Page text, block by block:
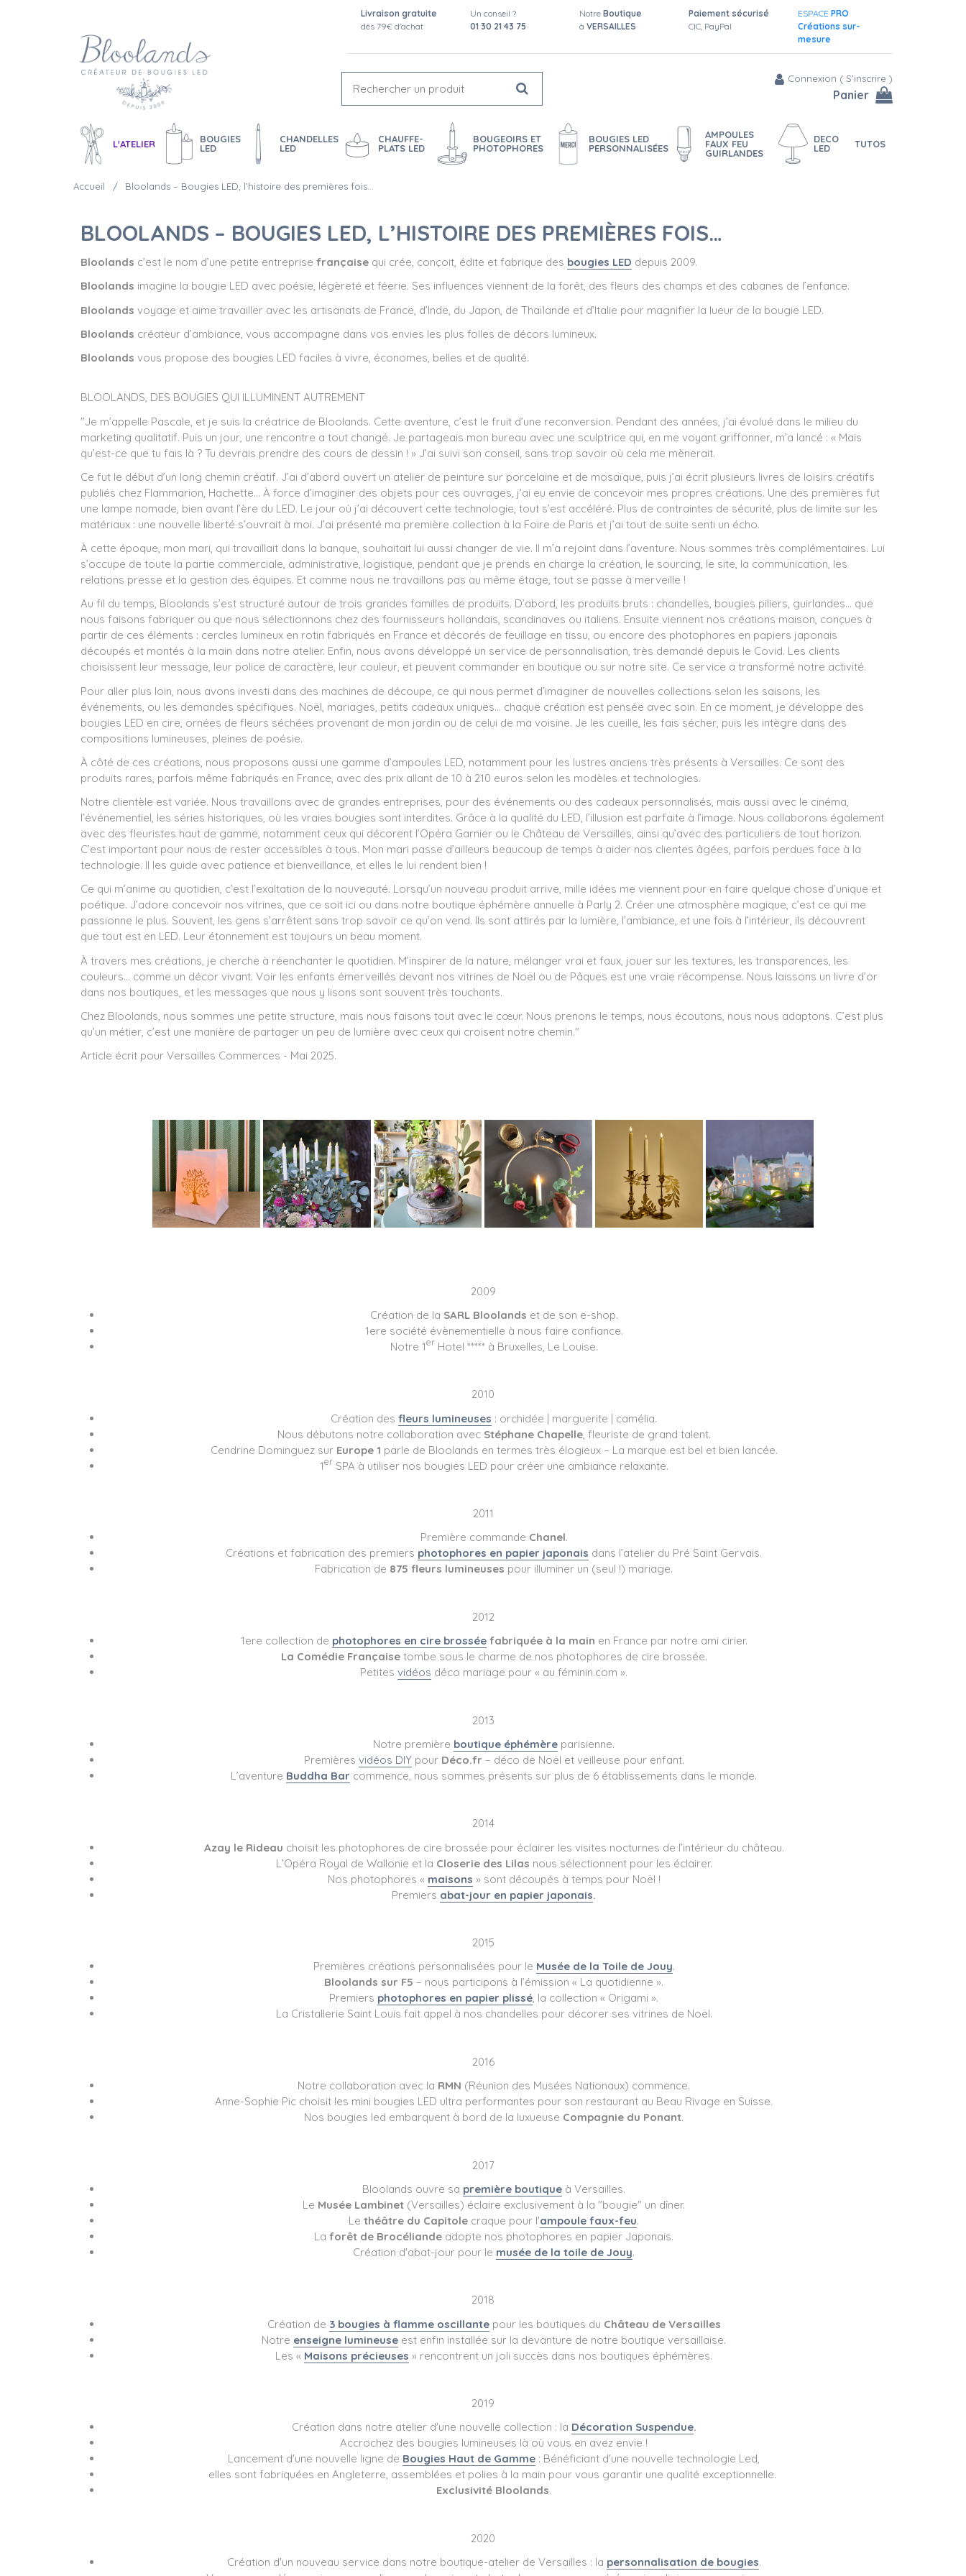
Livraison gratuite
dès 79€ d'achat
Un conseil ?
01 30 21 43 75
Notre Boutique
à VERSAILLES
Paiement sécurisé
CIC, PayPal
ESPACE PRO
Créations sur-
mesure
Connexion ( S'inscrire )
Panier
L'ATELIER
BOUGIES
LED
CHANDELLES
LED
CHAUFFE-
PLATS LED
BOUGEOIRS ET
PHOTOPHORES
BOUGIES LED
PERSONNALISÉES
AMPOULES
FAUX FEU
GUIRLANDES
DECO
LED
TUTOS
Accueil Bloolands – Bougies LED, l’histoire des premières fois…
BLOOLANDS – BOUGIES LED, L’HISTOIRE DES PREMIÈRES FOIS…
Bloolands c’est le nom d’une petite entreprise française qui crée, conçoit, édite et fabrique des bougies LED depuis 2009.
Bloolands imagine la bougie LED avec poésie, légèreté et féerie. Ses influences viennent de la forêt, des fleurs des champs et des cabanes de l’enfance.
Bloolands voyage et aime travailler avec les artisanats de France, d’Inde, du Japon, de Thaïlande et d’Italie pour magnifier la lueur de la bougie LED.
Bloolands créateur d’ambiance, vous accompagne dans vos envies les plus folles de décors lumineux.
Bloolands vous propose des bougies LED faciles à vivre, économes, belles et de qualité.
BLOOLANDS, DES BOUGIES QUI ILLUMINENT AUTREMENT
"Je m’appelle Pascale, et je suis la créatrice de Bloolands. Cette aventure, c’est le fruit d’une reconversion. Pendant des années, j’ai évolué dans le milieu du
marketing qualitatif. Puis un jour, une rencontre a tout changé. Je partageais mon bureau avec une sculptrice qui, en me voyant griffonner, m’a lancé : « Mais
qu’est-ce que tu fais là ? Tu devrais prendre des cours de dessin ! » J’ai suivi son conseil, sans trop savoir où cela me mènerait.
Ce fut le début d’un long chemin créatif. J’ai d’abord ouvert un atelier de peinture sur porcelaine et de mosaïque, puis j’ai écrit plusieurs livres de loisirs créatifs
publiés chez Flammarion, Hachette… À force d’imaginer des objets pour ces ouvrages, j’ai eu envie de concevoir mes propres créations. Une des premières fut
une lampe nomade, bien avant l’ère du LED. Le jour où j’ai découvert cette technologie, tout s’est accéléré. Plus de contraintes de sécurité, plus de limite sur les
matériaux : une nouvelle liberté s’ouvrait à moi. J’ai présenté ma première collection à la Foire de Paris et j’ai tout de suite senti un écho.
À cette époque, mon mari, qui travaillait dans la banque, souhaitait lui aussi changer de vie. Il m’a rejoint dans l’aventure. Nous sommes très complémentaires. Lui
s’occupe de toute la partie commerciale, administrative, logistique, pendant que je prends en charge la création, le sourcing, le site, la communication, les
relations presse et la gestion des équipes. Et comme nous ne travaillons pas au même étage, tout se passe à merveille !
Au fil du temps, Bloolands s’est structuré autour de trois grandes familles de produits. D’abord, les produits bruts : chandelles, bougies piliers, guirlandes… que
nous faisons fabriquer ou que nous sélectionnons chez des fournisseurs hollandais, scandinaves ou italiens. Ensuite viennent nos créations maison, conçues à
partir de ces éléments : cercles lumineux en rotin fabriqués en France et décorés de feuillage en tissu, ou encore des photophores en papiers japonais
découpés et montés à la main dans notre atelier. Enfin, nous avons développé un service de personnalisation, très demandé depuis le Covid. Les clients
choisissent leur message, leur police de caractère, leur couleur, et peuvent commander en boutique ou sur notre site. Ce service a transformé notre activité.
Pour aller plus loin, nous avons investi dans des machines de découpe, ce qui nous permet d’imaginer de nouvelles collections selon les saisons, les
événements, ou les demandes spécifiques. Noël, mariages, petits cadeaux uniques… chaque création est pensée avec soin. En ce moment, je développe des
bougies LED en cire, ornées de fleurs séchées provenant de mon jardin ou de celui de ma voisine. Je les cueille, les fais sécher, puis les intègre dans des
compositions lumineuses, pleines de poésie.
À côté de ces créations, nous proposons aussi une gamme d’ampoules LED, notamment pour les lustres anciens très présents à Versailles. Ce sont des
produits rares, parfois même fabriqués en France, avec des prix allant de 10 à 210 euros selon les modèles et technologies.
Notre clientèle est variée. Nous travaillons avec de grandes entreprises, pour des événements ou des cadeaux personnalisés, mais aussi avec le cinéma,
l’événementiel, les séries historiques, où les vraies bougies sont interdites. Grâce à la qualité du LED, l’illusion est parfaite à l’image. Nous collaborons également
avec des fleuristes haut de gamme, notamment ceux qui décorent l’Opéra Garnier ou le Château de Versailles, ainsi qu’avec des particuliers de tout horizon.
C’est important pour nous de rester accessibles à tous. Mon mari passe d’ailleurs beaucoup de temps à aider nos clientes âgées, parfois perdues face à la
technologie. Il les guide avec patience et bienveillance, et elles le lui rendent bien !
Ce qui m’anime au quotidien, c’est l’exaltation de la nouveauté. Lorsqu’un nouveau produit arrive, mille idées me viennent pour en faire quelque chose d’unique et
poétique. J’adore concevoir nos vitrines, que ce soit ici ou dans notre boutique éphémère annuelle à Parly 2. Créer une atmosphère magique, c’est ce qui me
passionne le plus. Souvent, les gens s’arrêtent sans trop savoir ce qu’on vend. Ils sont attirés par la lumière, l’ambiance, et une fois à l’intérieur, ils découvrent
que tout est en LED. Leur étonnement est toujours un beau moment.
À travers mes créations, je cherche à réenchanter le quotidien. M’inspirer de la nature, mélanger vrai et faux, jouer sur les textures, les transparences, les
couleurs… comme un décor vivant. Voir les enfants émerveillés devant nos vitrines de Noël ou de Pâques est une vraie récompense. Nous laissons un livre d’or
dans nos boutiques, et les messages que nous y lisons sont souvent très touchants.
Chez Bloolands, nous sommes une petite structure, mais nous faisons tout avec le cœur. Nous prenons le temps, nous écoutons, nous nous adaptons. C’est plus
qu’un métier, c’est une manière de partager un peu de lumière avec ceux qui croisent notre chemin."
Article écrit pour Versailles Commerces - Mai 2025.
2009
Création de la SARL Bloolands et de son e-shop.
1ere société évènementielle à nous faire confiance.
Notre 1er Hotel ***** à Bruxelles, Le Louise.
2010
Création des fleurs lumineuses : orchidée | marguerite | camélia.
Nous débutons notre collaboration avec Stéphane Chapelle, fleuriste de grand talent.
Cendrine Dominguez sur Europe 1 parle de Bloolands en termes très élogieux – La marque est bel et bien lancée.
1er SPA à utiliser nos bougies LED pour créer une ambiance relaxante.
2011
Première commande Chanel.
Créations et fabrication des premiers photophores en papier japonais dans l’atelier du Pré Saint Gervais.
Fabrication de 875 fleurs lumineuses pour illuminer un (seul !) mariage.
2012
1ere collection de photophores en cire brosséefabriquée à la main en France par notre ami cirier.
La Comédie Françaisetombe sous le charme de nos photophores de cire brossée.
Petites vidéos déco mariage pour « au féminin.com ».
2013
Notre première boutique éphémère parisienne.
Premières vidéos DIYpour Déco.fr – déco de Noël et veilleuse pour enfant.
L’aventure Buddha Bar commence, nous sommes présents sur plus de 6 établissements dans le monde.
2014
Azay le Rideau choisit les photophores de cire brossée pour éclairer les visites nocturnes de l’intérieur du château.
L’Opéra Royal de Wallonie et la Closerie des Lilas nous sélectionnent pour les éclairer.
Nos photophores « maisons » sont découpés à temps pour Noël !
Premiers abat-jour en papier japonais.
2015
Premières créations personnalisées pour le Musée de la Toile de Jouy.
Bloolands sur F5 – nous participons à l’émission « La quotidienne ».
Premiers photophores en papier plissé, la collection « Origami ».
La Cristallerie Saint Louis fait appel à nos chandelles pour décorer ses vitrines de Noël.
2016
Notre collaboration avec la RMN (Réunion des Musées Nationaux) commence.
Anne-Sophie Pic choisit les mini bougies LED ultra performantes pour son restaurant au Beau Rivage en Suisse.
Nos bougies led embarquent à bord de la luxueuse Compagnie du Ponant.
2017
Bloolands ouvre sa première boutique à Versailles.
Le Musée Lambinet (Versailles) éclaire exclusivement à la "bougie" un dîner.
Le théâtre du Capitole craque pour l'ampoule faux-feu.
La forêt de Brocéliande adopte nos photophores en papier Japonais.
Création d'abat-jour pour le musée de la toile de Jouy.
2018
Création de 3 bougies à flamme oscillantepour les boutiques du Château de Versailles
Notre enseigne lumineuse est enfin installée sur la devanture de notre boutique versaillaise.
Les « Maisons précieuses » rencontrent un joli succès dans nos boutiques éphémères.
2019
Création dans notre atelier d'une nouvelle collection : la Décoration Suspendue.
Accrochez des bougies lumineuses là où vous en avez envie !
Lancement d'une nouvelle ligne de Bougies Haut de Gamme : Bénéficiant d'une nouvelle technologie Led,
elles sont fabriquées en Angleterre, assemblées et polies à la main pour vous garantir une qualité exceptionnelle.
Exclusivité Bloolands.
2020
Création d'un nouveau service dans notre boutique-atelier de Versailles : la personnalisation de bougies.